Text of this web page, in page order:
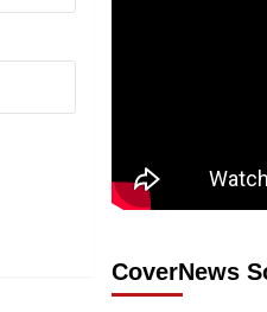
CoverNews